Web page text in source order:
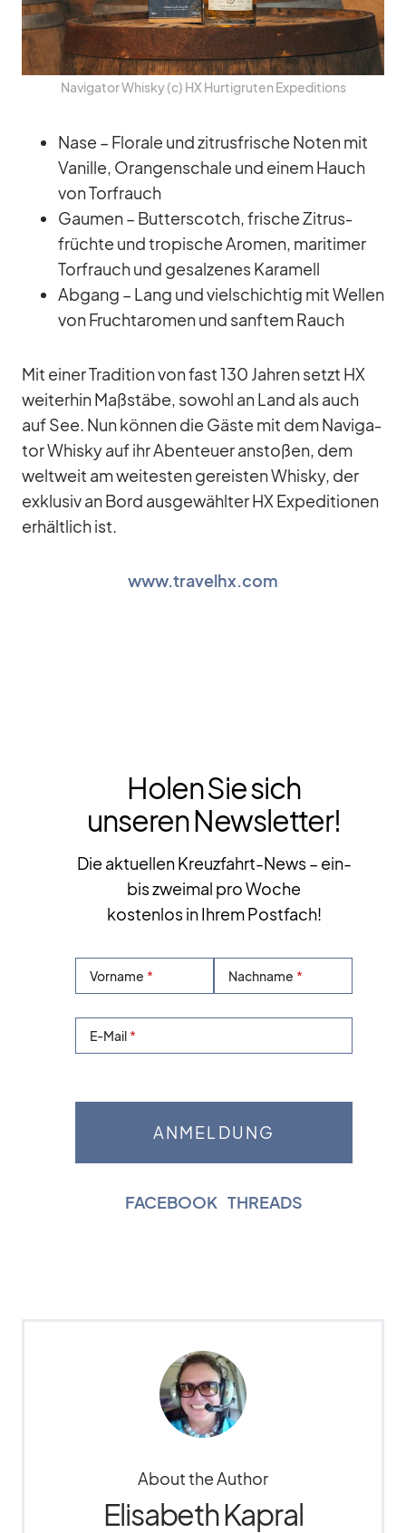
Na­vi­ga­tor Whisky (c) HX Hur­tig­ru­ten Ex­pe­di­ti­ons
Nase – Flo­rale und zi­trus­fri­sche No­ten mit
Va­nille, Oran­gen­schale und ei­nem Hauch
von Torf­rauch
Gau­men – But­ter­scotch, fri­sche Zi­trus­
früchte und tro­pi­sche Aro­men, ma­ri­ti­mer
Torf­rauch und ge­sal­ze­nes Ka­ra­mell
Ab­gang – Lang und viel­schich­tig mit Wel­len
von Frucht­aro­men und sanf­tem Rauch
Mit ei­ner Tra­di­tion von fast 130 Jah­ren setzt HX
wei­ter­hin Maß­stäbe, so­wohl an Land als auch
auf See. Nun kön­nen die Gäste mit dem Na­vi­ga­
tor Whisky auf ihr Aben­teuer an­sto­ßen, dem
welt­weit am wei­tes­ten ge­reis­ten Whisky, der
ex­klu­siv an Bord aus­ge­wähl­ter HX Ex­pe­di­tio­nen
er­hält­lich ist.
www.travelhx.com
Holen Sie sich
unseren Newsletter!
Die aktuellen Kreuzfahrt-News – ein-
bis zweimal pro Woche
kostenlos in Ihrem Postfach!
Vorname Nachname
E-Mail
FACEBOOK THREADS
About the Author
Elisabeth Kapral